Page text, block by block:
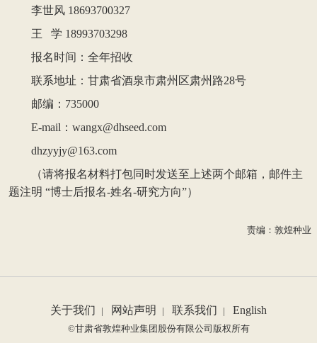
李世风 18693700327
王 学 18993703298
报名时间：全年招收
联系地址：甘肃省酒泉市肃州区肃州路28号
邮编：735000
E-mail： wangx@dhseed.com
dhzyyjy@163.com
（请将报名材料打包同时发送至上述两个邮箱，邮件主
题注明 “博士后报名-姓名-研究方向”）
责编：敦煌种业
关于我们 | 网站声明 | 联系我们 | English
©甘肃省敦煌种业集团股份有限公司版权所有